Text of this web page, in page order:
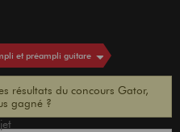
et préampli guitare
résultats du concours Gator,
gagné ?